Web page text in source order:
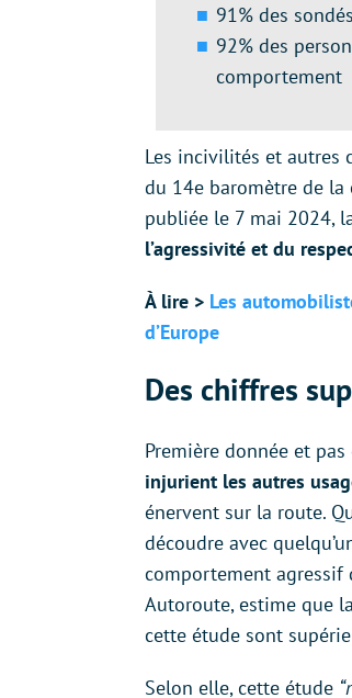
91% des
92% des
comportement
Les incivilités et autres
du 14e baromètre de
publiée le 7 mai 2024,
l’agressivité et du
À lire > Les
d’Europe
Des chiffres
Première donnée et
injurient les autres
énervent sur la route.
découdre avec
comportement agressif
Autoroute, estime que
cette étude sont
Selon elle, cette étude